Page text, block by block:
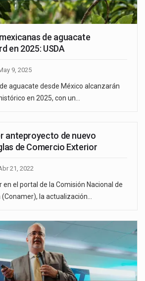
de aguacate
en 2025: USDA
9, 2025
aguacate desde México alcanzarán
en 2025, con un…
anteproyecto de nuevo
de Comercio Exterior
21, 2022
en el portal de la Comisión Nacional de
la actualización…